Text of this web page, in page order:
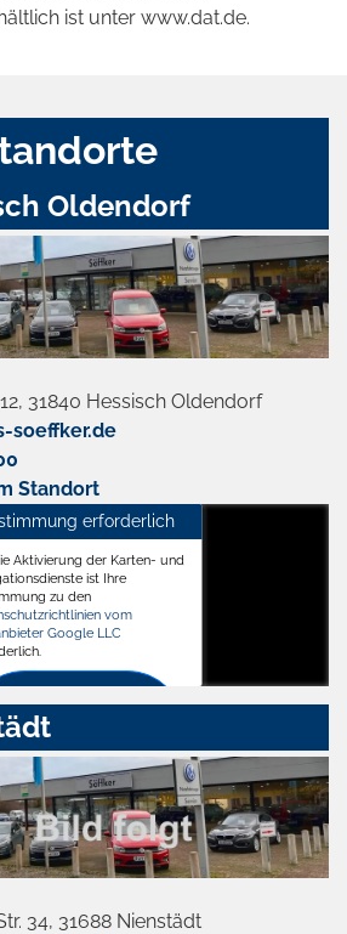
ist unter www.dat.de.
Oldendorf
31840 Hessisch Oldendorf
soeffker.de
Standort
Hessisch Oldendorf
erforderlich
Aktivierung der Karten- und
ist Ihre
zu den
vom
Google LLC
Zustimmen
aktivieren
34, 31688 Nienstädt